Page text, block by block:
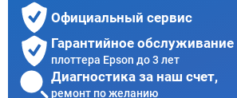
Официальный сервис
Гарантийное обслуживание
плоттера Epson до 3 лет
Диагностика за наш счет,
ремонт по желанию